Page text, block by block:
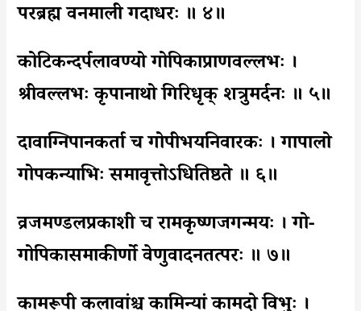
परब्रह्म वनमाली गदाधरः ॥ ४॥
कोटिकन्दर्पलावण्यो गोपिकाप्राणवल्लभः ।
श्रीवल्लभः कृपानाथो गिरिधृक् शत्रुमर्दनः ॥ ५॥
दावाग्निपानकर्ता च गोपीभयनिवारकः । गापालो
गोपकन्याभिः समावृत्तोऽधितिष्ठते ॥ ६॥
व्रजमण्डलप्रकाशी च रामकृष्णजगन्मयः । गो-
गोपिकासमाकीर्णो वेणुवादनतत्परः ॥ ७॥